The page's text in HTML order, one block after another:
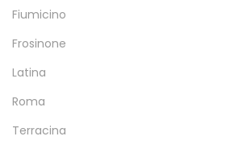
Fiumicino
Frosinone
Latina
Roma
Terracina